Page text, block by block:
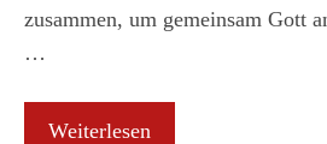
zusammen, um gemeinsam Gott
…
Weiterlesen